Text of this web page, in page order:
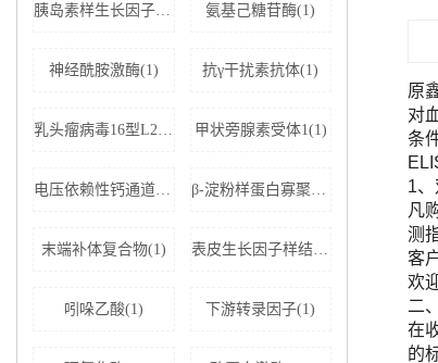
胰岛素样生长因子结合蛋白5(1) 氨基己糖苷酶(1)
神经酰胺激酶(1) 抗γ干扰素抗体(1)
乳头瘤病毒16型L2蛋白(1) 甲状旁腺素受体1(1)
电压依赖性钙通道亚基α-2D1(1) β-淀粉样蛋白寡聚体(1)
末端补体复合物(1) 表皮生长因子样结构域蛋白7(1)
吲哚乙酸(1) 下游转录因子(1)
原
对
条
1
凡
测
客
欢
二
在
的